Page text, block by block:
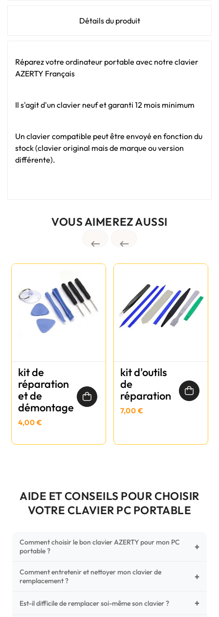
Détails du produit
Réparez votre ordinateur portable avec notre clavier
AZERTY Français
Il s'agit d'un clavier neuf et garanti 12 mois minimum
Un clavier compatible peut être envoyé en fonction du
stock (clavier original mais de marque ou version
différente).
VOUS AIMEREZ AUSSI
 
kit de
réparation
et de
démontage
4,00 €
kit d'outils
de
réparation
7,00 €
AIDE ET CONSEILS POUR CHOISIR
VOTRE CLAVIER PC PORTABLE
Comment choisir le bon clavier AZERTY pour mon PC
portable ?
+
Pour ne pas vous tromper, vérifiez trois points critiques sur
votre clavier d'origine : la disposition (AZERTY Français), la
photos HD) et l'emplacement des fixations (vis ou clips) au
Comment entretenir et nettoyer mon clavier de
remplacement ?
+
Un entretien régulier prolonge la vie de vos touches.
Est-il difficile de remplacer soi-même son clavier ? +